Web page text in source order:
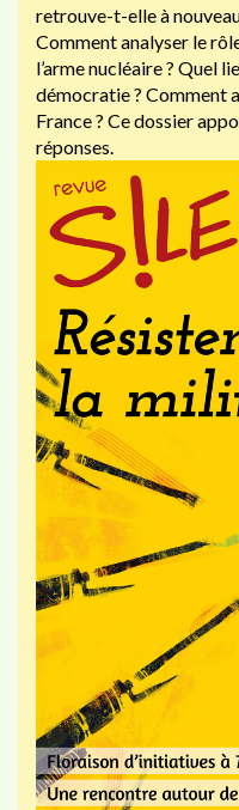
retrouve-t-elle à
Comment analyser le
l’arme nucléaire ? Quel
démocratie ? Comment
France ? Ce dossier
réponses.